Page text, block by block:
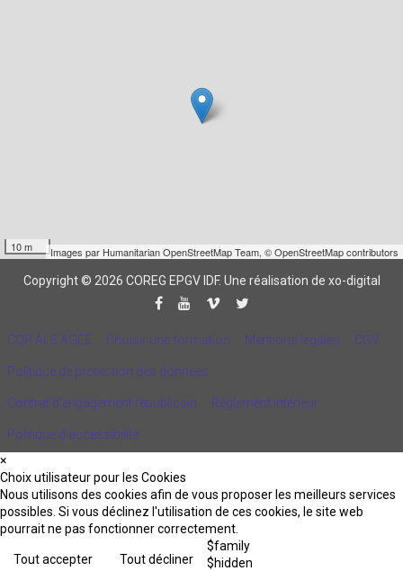
10 m Images par Humanitarian OpenStreetMap Team, © OpenStreetMap contributors
Copyright © 2026 COREG EPGV IDF. Une réalisation de xo-digital
CQP ALS AGEE Choisir une formation Mentions légales CGV
Politique de protection des données
Contrat d'engagement républicain Règlement intérieur
Politique d’accessibilité
×
Choix utilisateur pour les Cookies
Nous utilisons des cookies afin de vous proposer les meilleurs services
possibles. Si vous déclinez l'utilisation de ces cookies, le site web
pourrait ne pas fonctionner correctement.
Tout accepter Tout décliner
$family
$hidden